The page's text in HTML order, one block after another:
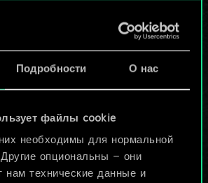
Подробности О нас
файлы cookie
необходимы для нормальной
опциональны — они
нам технические данные и
другие
игроки.
больше!